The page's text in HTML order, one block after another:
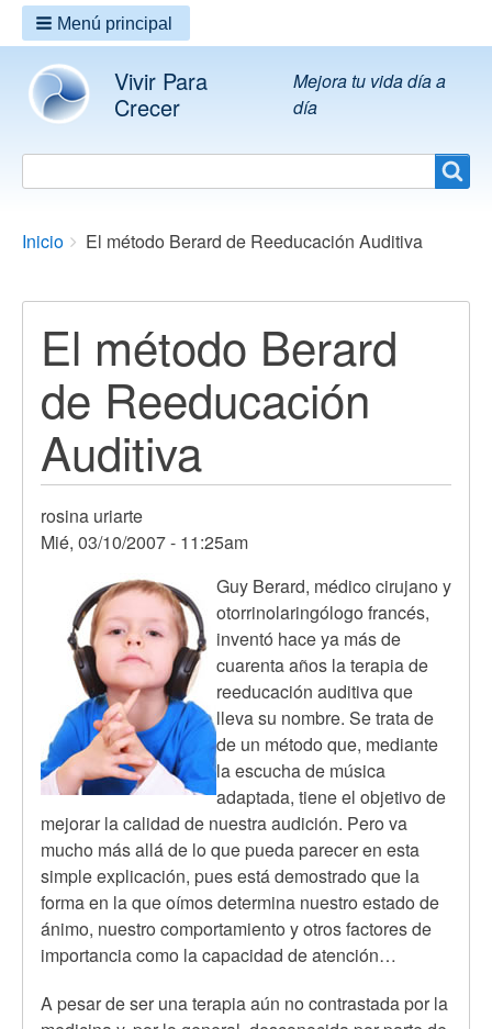
Vivir Para
Crecer
Mejora tu vida día a
día
Search
Menú principal
Breadcrumbs
You
Inicio El método Berard de Reeducación Auditiva
El método Berard
de Reeducación
Auditiva
rosina uriarte
Mié, 03/10/2007 - 11:25am
Guy Berard, médico cirujano y
otorrinolaringólogo francés,
inventó hace ya más de
cuarenta años la terapia de
reeducación auditiva que
lleva su nombre. Se trata de
de un método que, mediante
la escucha de música
adaptada, tiene el objetivo de
mejorar la calidad de nuestra audición. Pero va
mucho más allá de lo que pueda parecer en esta
simple explicación, pues está demostrado que la
forma en la que oímos determina nuestro estado de
ánimo, nuestro comportamiento y otros factores de
importancia como la capacidad de atención…
A pesar de ser una terapia aún no contrastada por la